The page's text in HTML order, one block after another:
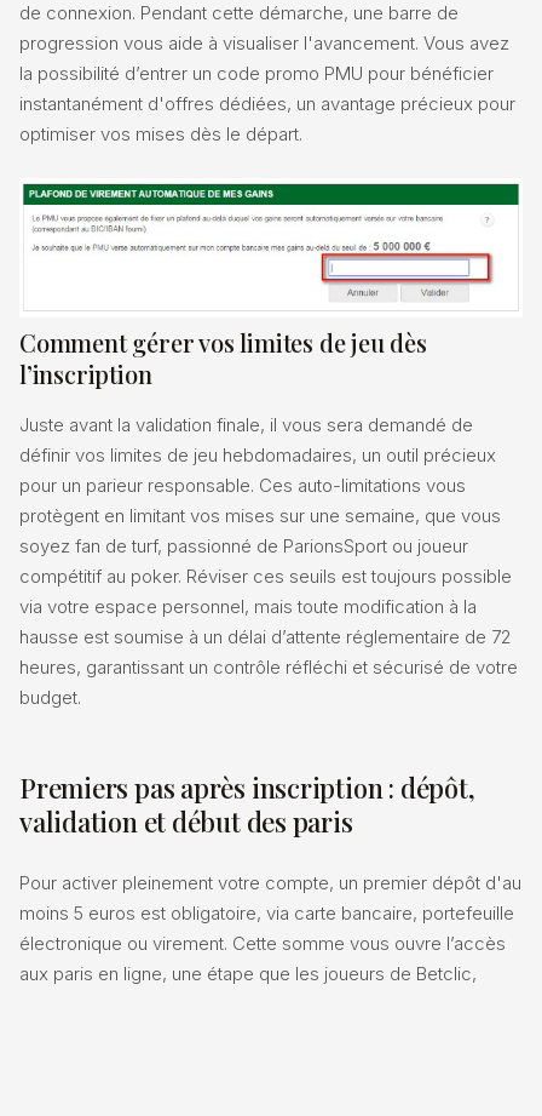
de connexion. Pendant cette démarche, une barre de
progression vous aide à visualiser l'avancement. Vous avez
la possibilité d’entrer un code promo PMU pour bénéficier
instantanément d'offres dédiées, un avantage précieux pour
optimiser vos mises dès le départ.
Comment gérer vos limites de jeu dès
l’inscription
Juste avant la validation finale, il vous sera demandé de
définir vos limites de jeu hebdomadaires, un outil précieux
pour un parieur responsable. Ces auto-limitations vous
protègent en limitant vos mises sur une semaine, que vous
soyez fan de turf, passionné de ParionsSport ou joueur
compétitif au poker. Réviser ces seuils est toujours possible
via votre espace personnel, mais toute modification à la
hausse est soumise à un délai d’attente réglementaire de 72
heures, garantissant un contrôle réfléchi et sécurisé de votre
budget.
Premiers pas après inscription : dépôt,
validation et début des paris
Pour activer pleinement votre compte, un premier dépôt d'au
moins 5 euros est obligatoire, via carte bancaire, portefeuille
électronique ou virement. Cette somme vous ouvre l’accès
aux paris en ligne, une étape que les joueurs de Betclic,